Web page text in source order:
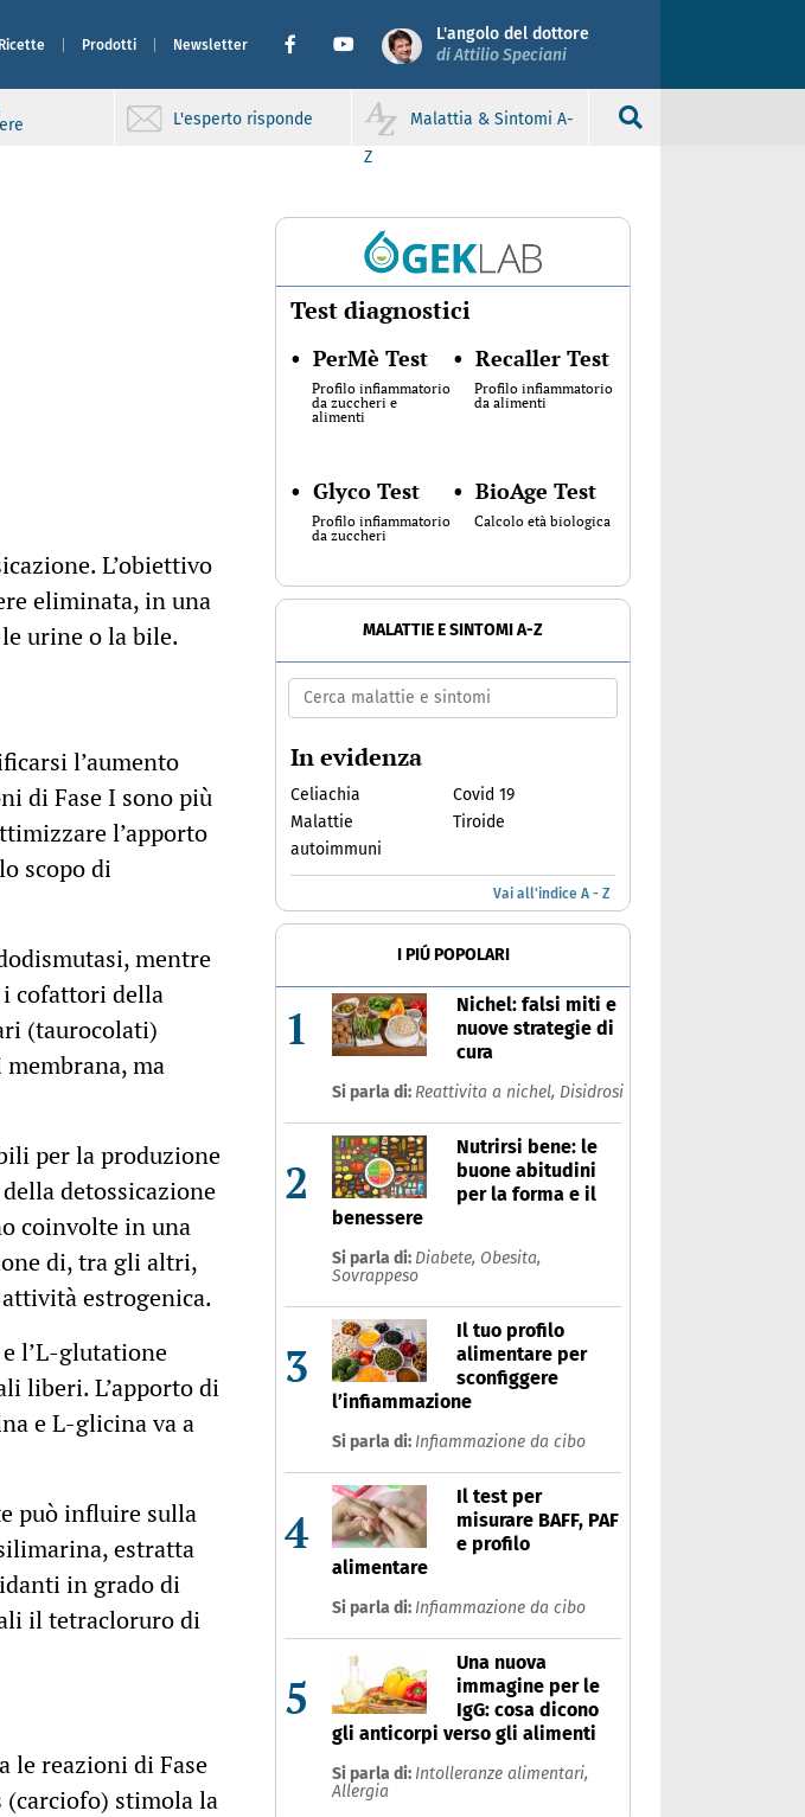
Ricette Prodotti Newsletter
L'angolo del dottore
di Attilio Speciani
L'esperto risponde
Malattia & Sintomi A-
Z
L’obiettivo
eliminata, in una
urine o la bile.
l’aumento
di Fase I sono più
l’apporto
scopo di
mentre
cofattori della
(taurocolati)
ma
per la produzione
detossicazione
coinvolte in una
di, tra gli altri,
estrogenica.
l’L-glutatione
liberi. L’apporto di
e L-glicina va a
può influire sulla
estratta
in grado di
il tetracloruro di
le reazioni di Fase
(carciofo) stimola la
Test diagnostici
• PerMè Test
Profilo infiammatorio
da zuccheri e
alimenti
• Recaller Test
Profilo infiammatorio
da alimenti
• Glyco Test
Profilo infiammatorio
da zuccheri
• BioAge Test
Calcolo età biologica
MALATTIE E SINTOMI A-Z
In evidenza
Celiachia
Covid 19
Malattie
autoimmuni
Tiroide
Vai all'indice A - Z
I PIÚ POPOLARI
1
Nichel: falsi miti e
nuove strategie di
cura
Si parla di: Reattivita a nichel, Disidrosi
2
Nutrirsi bene: le
buone abitudini
per la forma e il
benessere
Si parla di: Diabete, Obesita,
Sovrappeso
3
Il tuo profilo
alimentare per
sconfiggere
l’infiammazione
Si parla di: Infiammazione da cibo
4
Il test per
misurare BAFF, PAF
e profilo
alimentare
Si parla di: Infiammazione da cibo
5
Una nuova
immagine per le
IgG: cosa dicono
gli anticorpi verso gli alimenti
Si parla di: Intolleranze alimentari,
Allergia